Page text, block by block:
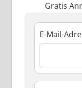
Gratis
E-Mail-